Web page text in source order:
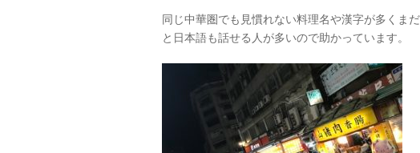
同じ中華圏でも見慣れない料理名や漢字が多くま
と日本語も話せる人が多いので助かっています。